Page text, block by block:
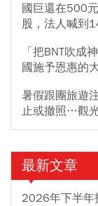
國巨還在500
股，法人喊到
「把BNT吹成
國施予恩惠的
暑假跟團旅遊
止或撤照…觀
最新文章
2026年下半年